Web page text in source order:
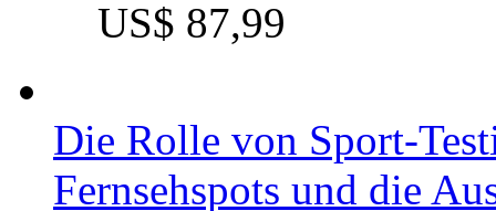
Kategorie
Preis
US$ 78,99